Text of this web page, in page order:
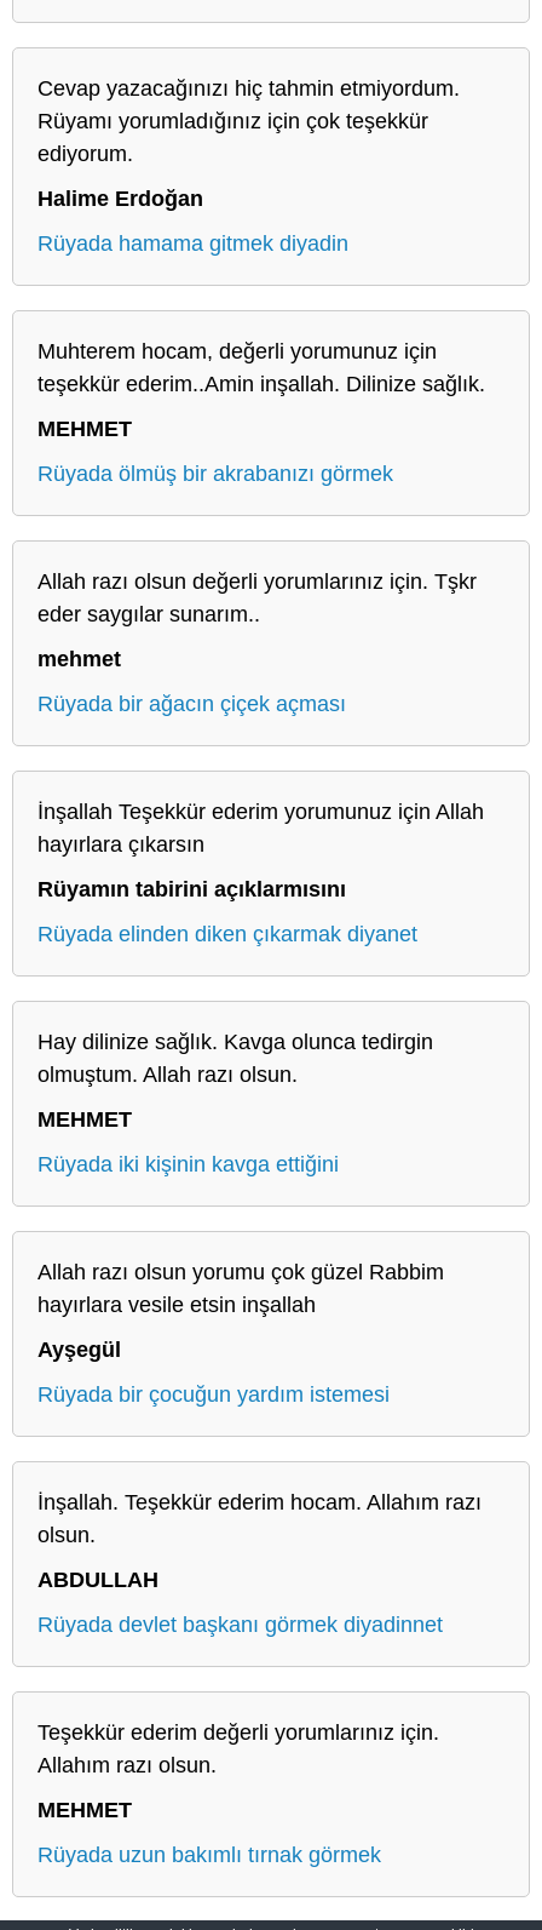
Cevap yazacağınızı hiç tahmin etmiyordum.
Rüyamı yorumladığınız için çok teşekkür
ediyorum.
Halime Erdoğan
Rüyada hamama gitmek diyadin
Muhterem hocam, değerli yorumunuz için
teşekkür ederim..Amin inşallah. Dilinize sağlık.
MEHMET
Rüyada ölmüş bir akrabanızı görmek
Allah razı olsun değerli yorumlarınız için. Tşkr
eder saygılar sunarım..
mehmet
Rüyada bir ağacın çiçek açması
İnşallah Teşekkür ederim yorumunuz için Allah
hayırlara çıkarsın
Rüyamın tabirini açıklarmısını
Rüyada elinden diken çıkarmak diyanet
Hay dilinize sağlık. Kavga olunca tedirgin
olmuştum. Allah razı olsun.
MEHMET
Rüyada iki kişinin kavga ettiğini
Allah razı olsun yorumu çok güzel Rabbim
hayırlara vesile etsin inşallah
Ayşegül
Rüyada bir çocuğun yardım istemesi
İnşallah. Teşekkür ederim hocam. Allahım razı
olsun.
ABDULLAH
Rüyada devlet başkanı görmek diyadinnet
Teşekkür ederim değerli yorumlarınız için.
Allahım razı olsun.
MEHMET
Rüyada uzun bakımlı tırnak görmek